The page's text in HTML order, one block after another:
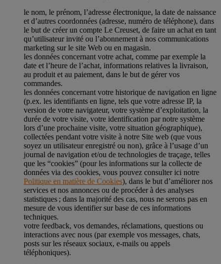
le nom, le prénom, l’adresse électronique, la date de naissance
et d’autres coordonnées (adresse, numéro de téléphone), dans
le but de créer un compte Le Creuset, de faire un achat en tant
qu’utilisateur invité ou l’abonnement à nos communications
marketing sur le site Web ou en magasin.
les données concernant votre achat, comme par exemple la
date et l’heure de l’achat, informations relatives la livraison,
au produit et au paiement, dans le but de gérer vos
commandes.
les données concernant votre historique de navigation en ligne
(p.ex. les identifiants en ligne, tels que votre adresse IP, la
version de votre navigateur, votre système d’exploitation, la
durée de votre visite, votre identification par notre système
lors d’une prochaine visite, votre situation géographique),
collectées pendant votre visite à notre Site web (que vous
soyez un utilisateur enregistré ou non), grâce à l’usage d’un
journal de navigation et/ou de technologies de traçage, telles
que les “cookies” (pour les informations sur la collecte de
données via des cookies, vous pouvez consulter ici notre
Politique en matière de Cookies), dans le but d’améliorer nos
services et nos annonces ou de procéder à des analyses
statistiques ; dans la majorité des cas, nous ne serons pas en
mesure de vous identifier sur base de ces informations
techniques.
votre feedback, vos demandes, réclamations, questions ou
interactions avec nous (par exemple vos messages, chats,
posts sur les réseaux sociaux, e-mails ou appels
téléphoniques).